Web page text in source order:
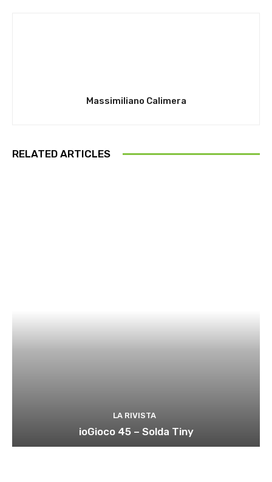
Massimiliano Calimera
RELATED ARTICLES
LA RIVISTA
ioGioco 45 – Solda Tiny